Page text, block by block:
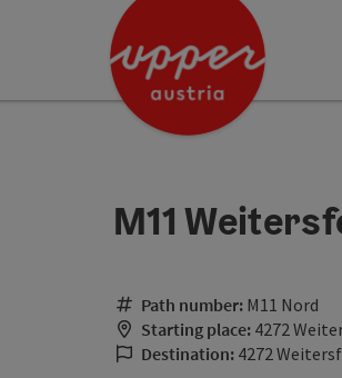
Accesskey
Accesskey
M11
Path number: M11 Nord
Starting place: 4272
Destination: 4272